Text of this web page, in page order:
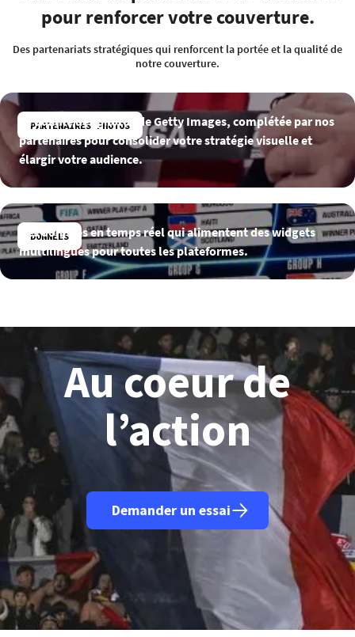
pour renforcer votre couverture.
Des partenariats stratégiques qui renforcent la portée et la qualité de
notre couverture.
PARTENAIRES PHOTOS
La qualité des photos de Getty Images, complétée par nos
partenaires pour consolider votre stratégie visuelle et
élargir votre audience.
DONNÉES
Des données en temps réel qui alimentent des widgets
multilingues pour toutes les plateformes.
Au coeur de
l’action
Demander un essai